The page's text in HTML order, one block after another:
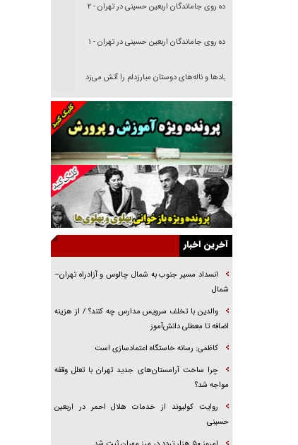
پیاده روی جاماندگان اربعین حسینی در تهران - ۲
پیاده روی جاماندگان اربعین حسینی در تهران - ۱
فریاد‌ها و ناله‌های دوستان مبارزدلم را آتش می‌زد
تغییر رویه دشمن در ترور از شیخ فضل‌الله تا مصباح
خرید قسطی اولش خنده و آخرش گریه است!
فوتبال و آن «بالا»!
راهبرد غافلگیری با نسل جدید پهپاد‌ها
جنجال پزشکان تقلبی در صنعت زیبایی
یهودی‌ها در ادبیات داستانی اروپا؛ از شکسپیر تا
دیکنز
خواهرم فرمانده جهادی و اهل خدمت بی‌منت بود
جزئیات شکنجه‌هایم فراتر از آن است که در بیان
بگنجد!
برابر یورش به پاسگاه‌های پلیس
آخرین اخبار
انسداد مسیر جنوب به شمال چالوس و آزادراه تهران–
شمال
والدین با تخلف سرویس مدارس چه کنند؟ / از هزینه
اضافه تا معطلی دانش‌آموز
کاظمی: رسانه خاستگاه اعتمادسازی است
چرا ساخت آرامستان‌های جدید تهران با تعلل وقفه
مواجه شد؟
روایت کولیوند از خدمات هلال احمر در اربعین
حسینی